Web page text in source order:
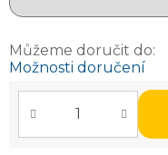
Můžeme doručit do:
Možnosti doručení